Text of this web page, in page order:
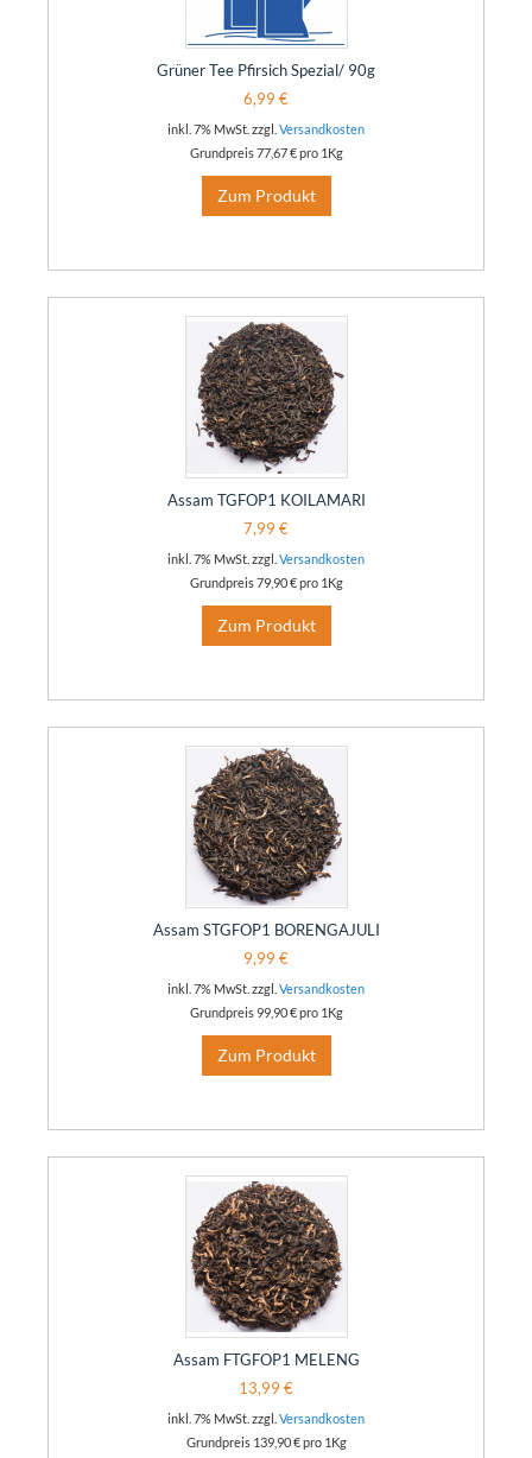
Grüner Tee Pfirsich Spezial/ 90g
6,99 €
inkl. 7% MwSt. zzgl. Versandkosten
Grundpreis77,67 €pro 1Kg
Zum Produkt
Assam TGFOP1 KOILAMARI
7,99 €
inkl. 7% MwSt. zzgl. Versandkosten
Grundpreis79,90 €pro 1Kg
Zum Produkt
Assam STGFOP1 BORENGAJULI
9,99 €
inkl. 7% MwSt. zzgl. Versandkosten
Grundpreis99,90 €pro 1Kg
Zum Produkt
Assam FTGFOP1 MELENG
13,99 €
inkl. 7% MwSt. zzgl. Versandkosten
Grundpreis 139,90 €pro 1Kg